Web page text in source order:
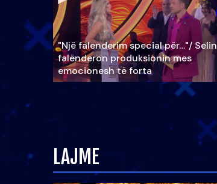
"Një falenderim special për…"/ Selin
falënderon produksionin mes
emocionesh të forta
LAJME